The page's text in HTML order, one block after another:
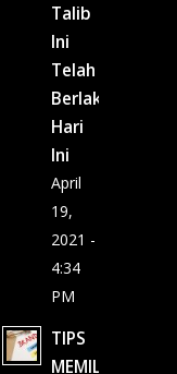
Talib
Ini
Telah
Berlaku
Hari
Ini
April
19,
2021 -
4:34
PM
TIPS
MEMILIH